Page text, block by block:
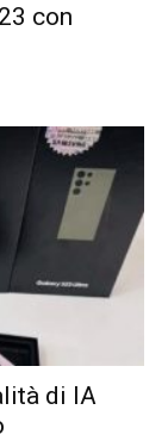
con
di IA